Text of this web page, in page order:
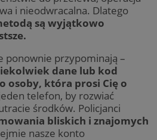
i nieodwracalna. Dlatego
są wyjątkowo
ponownie przypominają –
dane lub kod
osoby, która prosi Cię o
telefon, by rozwiać
środków. Policjanci
bliskich i znajomych
nasze konto